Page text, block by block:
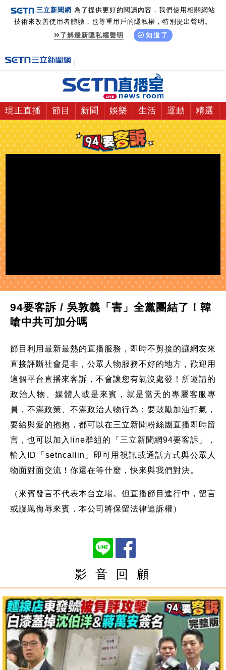
三立新聞網 為了提供更好的閱讀內容，我們使用相關網站
技術來改善使用者體驗，也尊重用戶的隱私權，特別提出聲明。
了解最新隱私權聲明
知道了
現正直播 節目 新聞 娛樂 生活 運動 精選
94要客訴 / 吳敦義「害」全黨團結了！韓
嗆中共可加分嗎
節目利用最新最熱的直播服務，即時不剪接的讓網友來
直接評斷社會是非，公眾人物服務不好的地方，歡迎用
這個平台直播來客訴，不會讓您有氣沒處發！所邀請的
政治人物、媒體人或是來賓，就是當天的專屬客服專
員，不滿政策、不滿政治人物行為；要鼓勵加油打氣，
要給與愛的抱抱，都可以在三立新聞粉絲團直播即時留
言，也可以加入line群組的「三立新聞網94要客訴」，
輸入ID「setncallin」即可用視訊或通話方式與公眾人
物面對面交流！你還在等什麼，快來與我們對決。
（來賓發言不代表本台立場。但直播節目進行中，留言
或謾罵侮辱來賓，本公司將保留法律追訴權）
影 音 回 顧